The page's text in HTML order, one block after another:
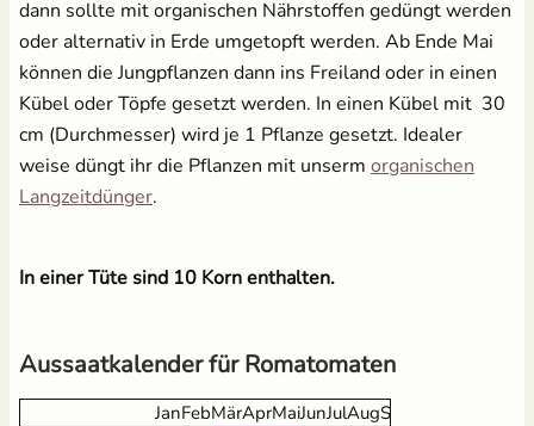
dann sollte mit organischen Nährstoffen gedüngt werden
oder alternativ in Erde umgetopft werden. Ab Ende Mai
können die Jungpflanzen dann ins Freiland oder in einen
Kübel oder Töpfe gesetzt werden. In einen Kübel mit 30
cm (Durchmesser) wird je 1 Pflanze gesetzt. Idealer
weise düngt ihr die Pflanzen mit unserm organischen
Langzeitdünger.
In einer Tüte sind 10 Korn enthalten.
Aussaatkalender für Romatomaten
JanFebMärAprMaiJunJulAugSep